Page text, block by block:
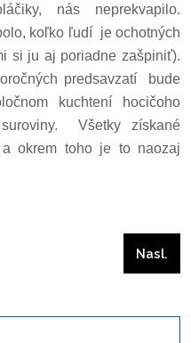
nás neprekvapilo.
koľko ľudí
je ochotných
si ju aj poriadne zašpiniť).
predsavzatí
bude
kuchtení hocičoho
Všetky získané
okrem toho je to naozaj
STRETNUTIE Nasl.